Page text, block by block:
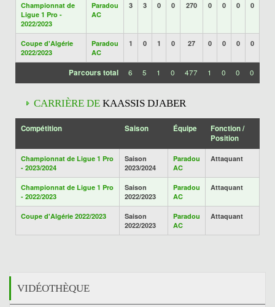
Championnat de
Ligue 1 Pro -
2022/2023
Paradou
AC
3 3 0 0 270 0 0 0 0
Coupe d'Algérie
2022/2023
Paradou
AC
1 0 1 0 27 0 0 0 0
Parcours total 6 5 1 0 477 1 0 0 0
CARRIÈRE DE KAASSIS DJABER
Compétition Saison Équipe
Fonction /
Position
Championnat de Ligue 1 Pro
- 2023/2024
Saison
2023/2024
Paradou
AC
Attaquant
Championnat de Ligue 1 Pro
- 2022/2023
Saison
2022/2023
Paradou
AC
Attaquant
Coupe d'Algérie 2022/2023
Saison
2022/2023
Paradou
AC
Attaquant
VIDÉOTHÈQUE